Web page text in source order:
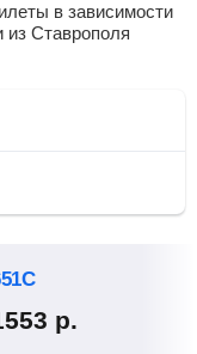
в зависимости
из Ставрополя
р.